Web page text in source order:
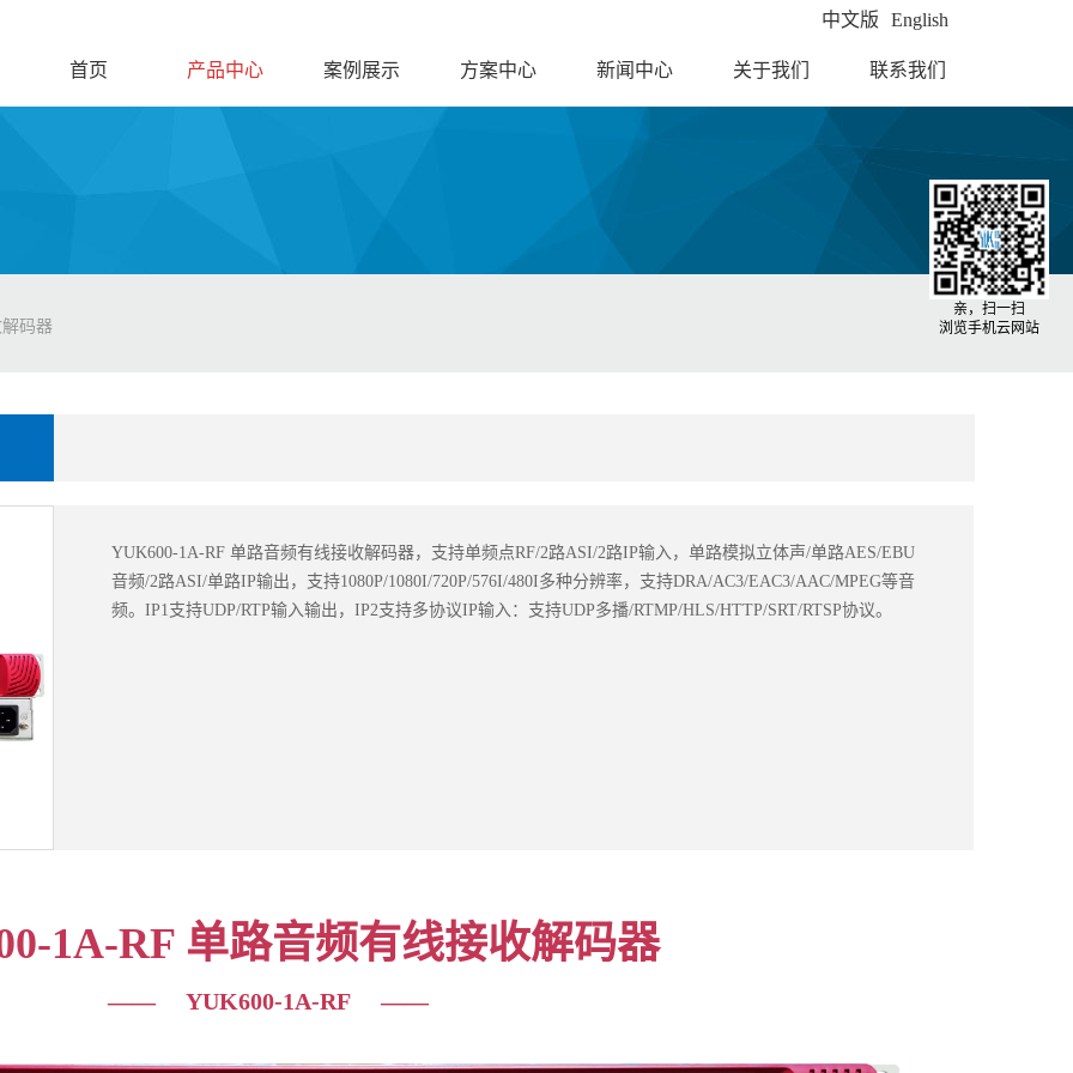
中文版 English
首页 产品中心 案例展示 方案中心 新闻中心 关于我们 联系我们
码器
YUK600-1A-RF 单路音频有线接收解码器，支持单频点RF/2路ASI/2路IP输入，单路模拟立体声/单路AES/EBU
音频/2路ASI/单路IP输出，支持1080P/1080I/720P/576I/480I多种分辨率，支持DRA/AC3/EAC3/AAC/MPEG等音
频。IP1支持UDP/RTP输入输出，IP2支持多协议IP输入：支持UDP多播/RTMP/HLS/HTTP/SRT/RTSP协议。
1A-RF 单路音频有线接收解码器
—— YUK600-1A-RF ——
亲，扫一扫
浏览手机云网站